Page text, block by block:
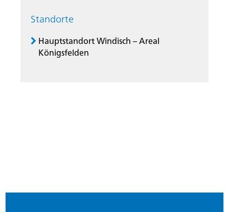
Standorte
Hauptstandort Windisch – Areal
Königsfelden